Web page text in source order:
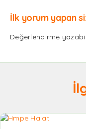
İlk yorum yapan
Değerlendirme